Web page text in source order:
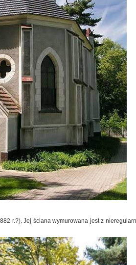
r.?). Jej ściana wymurowana jest z